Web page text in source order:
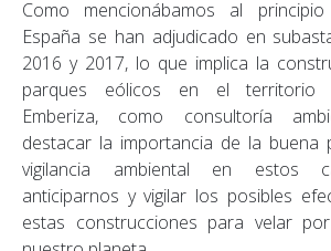
Como mencionábamos al
España se han adjudicado en
2016 y 2017, lo que implica la
parques eólicos en el territorio
Emberiza, como consultoría
destacar la importancia de la buena
vigilancia ambiental en estos
anticiparnos y vigilar los posibles
estas construcciones para velar